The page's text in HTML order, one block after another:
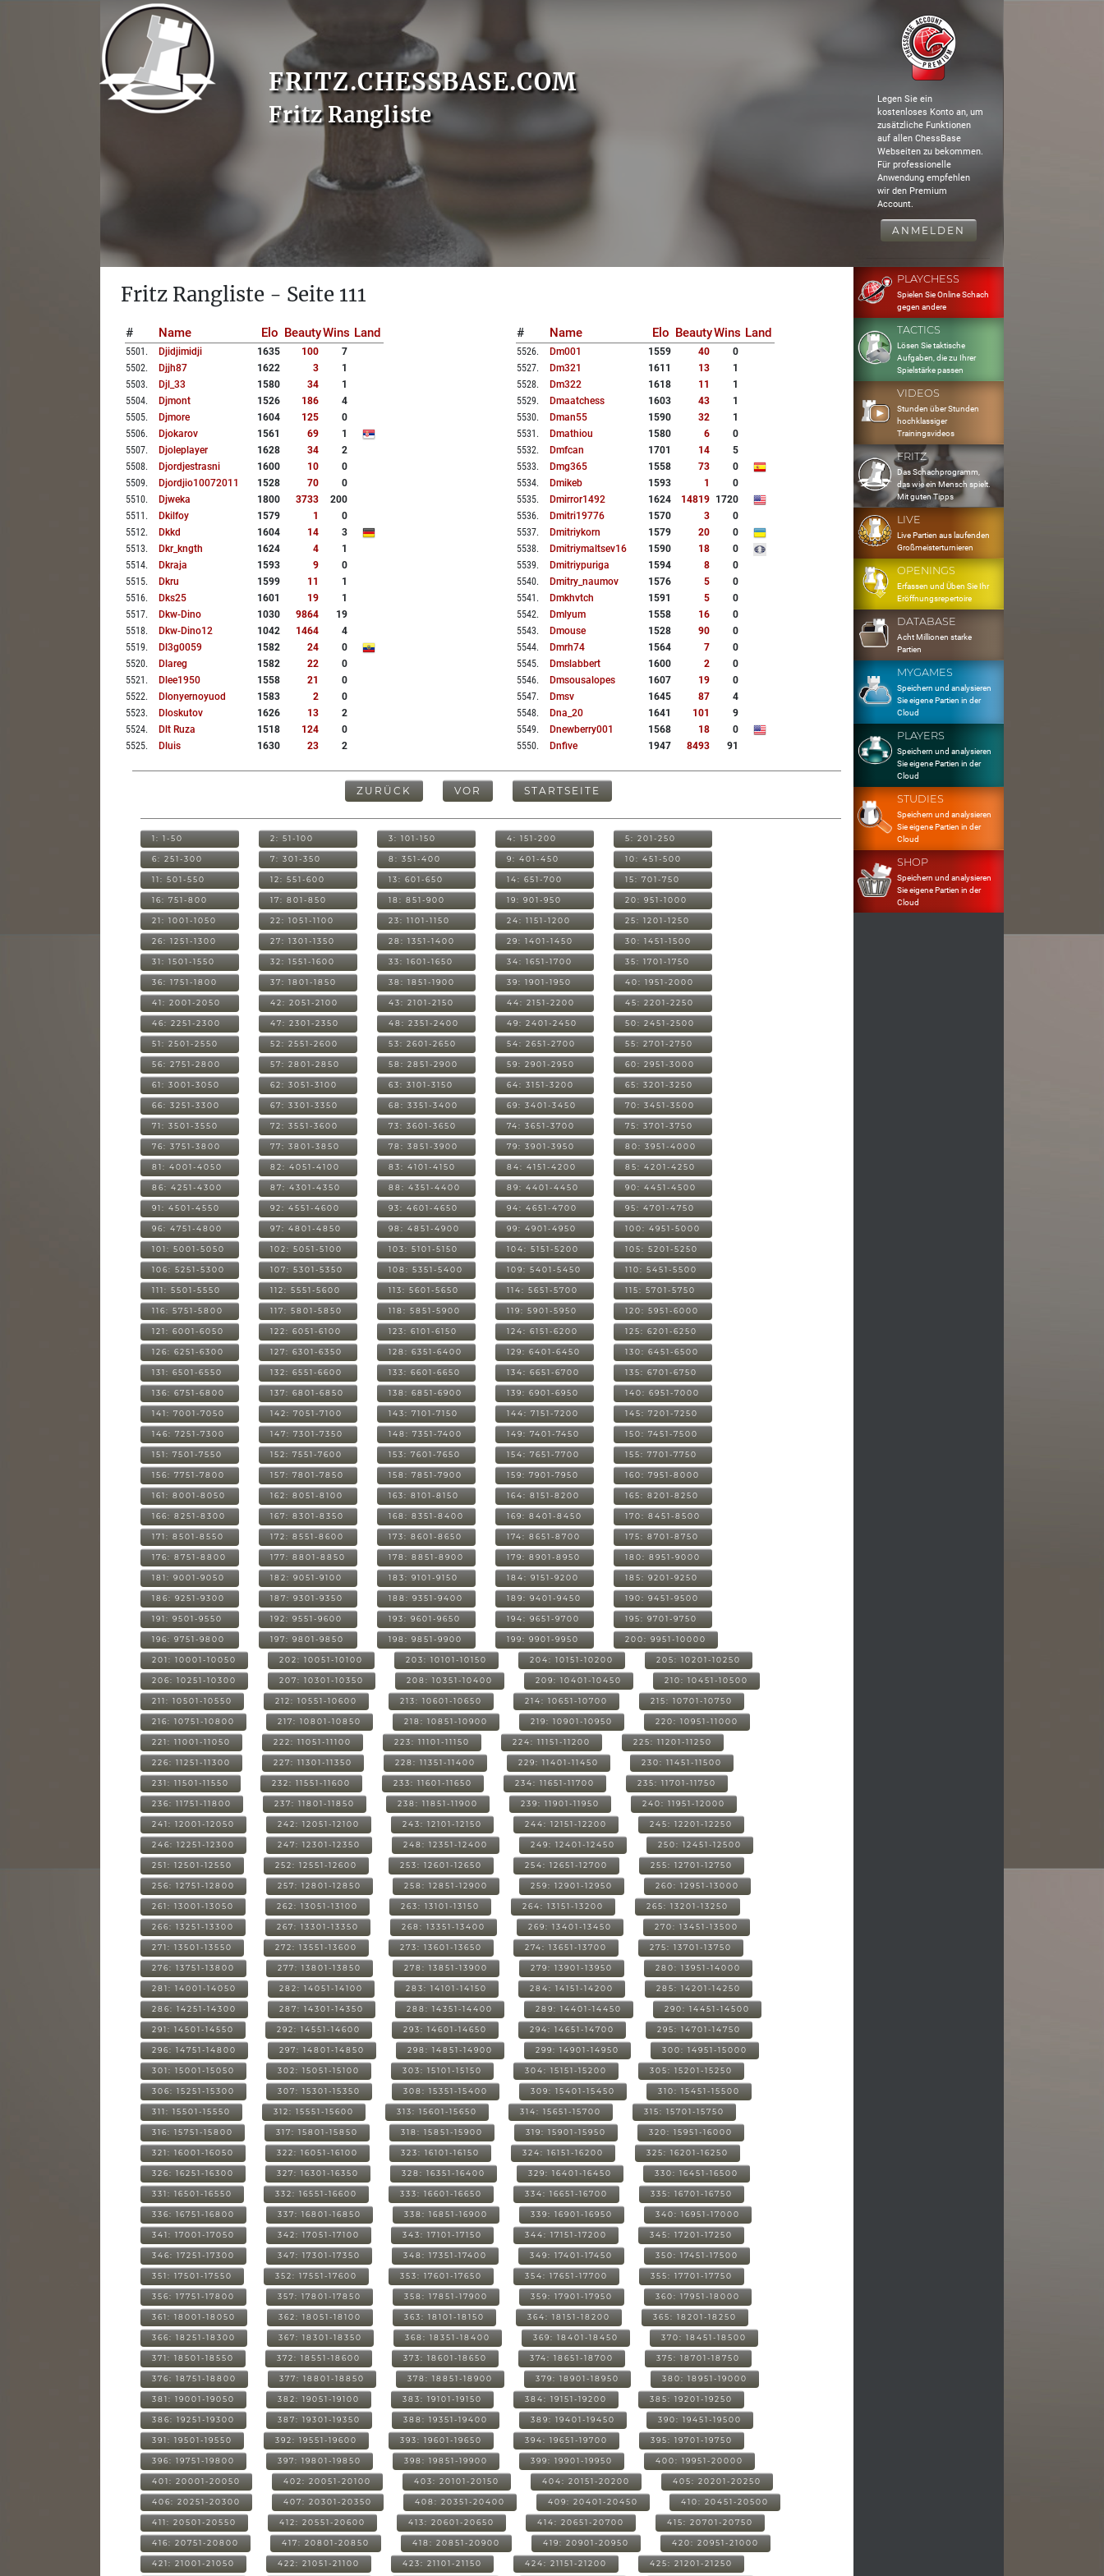
FRITZ.CHESSBASE.COM
Fritz Rangliste
Legen Sie ein
kostenloses Konto an, um
zusätzliche Funktionen
auf allen ChessBase
Webseiten zu bekommen.
Für professionelle
Anwendung empfehlen
wir den Premium
Account.
ANMELDEN
Fritz Rangliste - Seite 111
# Name Elo BeautyWins Land
5501 . Djidjimidji 1635 100
7
5502. Djjh87 1622 3
1
5503. Djl_33 1580 34
1
5504. Djmont 1526 186
4
5505. Djmore 1604 125
0
5506. Djokarov 1561 69
1
5507. Djoleplayer 1628 34
2
5508. Djordjestrasni 1600 10
0
5509. Djordjio10072011 1528 70
0
5510. Djweka 1800 3733
200
5511 . Dkilfoy 1579 1
0
5512. Dkkd 1604 14
3
5513. Dkr_kngth 1624 4
1
5514. Dkraja 1593 9
0
5515. Dkru 1599 11
1
5516. Dks25 1601 19
1
5517. Dkw-Dino 1030 9864
19
5518. Dkw-Dino12 1042 1464
4
5519. Dl3g0059 1582 24
0
5520. Dlareg 1582 22
0
5521 . Dlee1950 1558 21
0
5522. Dlonyernoyuod 1583 2
0
5523. Dloskutov 1626 13
2
5524. Dlt Ruza 1518 124
0
5525. Dluis 1630 23 2
# Name Elo BeautyWins Land
5526. Dm001 1559 40
0
5527. Dm321 1611 13
1
5528. Dm322 1618 11
1
5529. Dmaatchess 1603 43
1
5530. Dman55 1590 32
1
5531 . Dmathiou 1580 6
0
5532. Dmfcan 1701 14
5
5533. Dmg365 1558 73
0
5534. Dmikeb 1593 1
0
5535. Dmirror1492 1624 14819 1720
5536. Dmitri19776 1570 3
0
5537. Dmitriykorn 1579 20
0
5538. Dmitriymaltsev16 1590 18
0
5539. Dmitriypuriga 1594 8
0
5540. Dmitry_naumov 1576 5
0
5541 . Dmkhvtch 1591 5
0
5542. Dmlyum 1558 16
0
5543. Dmouse 1528 90
0
5544. Dmrh74 1564 7
0
5545. Dmslabbert 1600 2
0
5546. Dmsousalopes 1607 19
0
5547. Dmsv 1645 87
4
5548. Dna_20 1641 101
9
5549. Dnewberry001 1568 18
0
5550. Dnfive 1947 8493 91
ZURÜCK VOR STARTSEITE
1: 1-50 2: 51-100 3: 101-150 4: 151-200 5: 201-250
6: 251-300 7: 301-350 8: 351-400 9: 401-450 10: 451-500
11: 501-550 12: 551-600 13: 601-650 14: 651-700 15: 701-750
16: 751-800 17: 801-850 18: 851-900 19: 901-950 20: 951-1000
21: 1001-1050 22: 1051-1100 23: 1101-1150 24: 1151-1200 25: 1201-1250
26: 1251-1300 27: 1301-1350 28: 1351-1400 29: 1401-1450 30: 1451-1500
31: 1501-1550 32: 1551-1600 33: 1601-1650 34: 1651-1700 35: 1701-1750
36: 1751-1800 37: 1801-1850 38: 1851-1900 39: 1901-1950 40: 1951-2000
41: 2001-2050 42: 2051-2100 43: 2101-2150 44: 2151-2200 45: 2201-2250
46: 2251-2300 47: 2301-2350 48: 2351-2400 49: 2401-2450 50: 2451-2500
51: 2501-2550 52: 2551-2600 53: 2601-2650 54: 2651-2700 55: 2701-2750
56: 2751-2800 57: 2801-2850 58: 2851-2900 59: 2901-2950 60: 2951-3000
61: 3001-3050 62: 3051-3100 63: 3101-3150 64: 3151-3200 65: 3201-3250
66: 3251-3300 67: 3301-3350 68: 3351-3400 69: 3401-3450 70: 3451-3500
71: 3501-3550 72: 3551-3600 73: 3601-3650 74: 3651-3700 75: 3701-3750
76: 3751-3800 77: 3801-3850 78: 3851-3900 79: 3901-3950 80: 3951-4000
81: 4001-4050 82: 4051-4100 83: 4101-4150 84: 4151-4200 85: 4201-4250
86: 4251-4300 87: 4301-4350 88: 4351-4400 89: 4401-4450 90: 4451-4500
91: 4501-4550 92: 4551-4600 93: 4601-4650 94: 4651-4700 95: 4701-4750
96: 4751-4800 97: 4801-4850 98: 4851-4900 99: 4901-4950 100: 4951-5000
101: 5001-5050 102: 5051-5100 103: 5101-5150 104: 5151-5200 105: 5201-5250
106: 5251-5300 107: 5301-5350 108: 5351-5400 109: 5401-5450 110: 5451-5500
111: 5501-5550 112: 5551-5600 113: 5601-5650 114: 5651-5700 115: 5701-5750
116: 5751-5800 117: 5801-5850 118: 5851-5900 119: 5901-5950 120: 5951-6000
121: 6001-6050 122: 6051-6100 123: 6101-6150 124: 6151-6200 125: 6201-6250
126: 6251-6300 127: 6301-6350 128: 6351-6400 129: 6401-6450 130: 6451-6500
131: 6501-6550 132: 6551-6600 133: 6601-6650 134: 6651-6700 135: 6701-6750
136: 6751-6800 137: 6801-6850 138: 6851-6900 139: 6901-6950 140: 6951-7000
141: 7001-7050 142: 7051-7100 143: 7101-7150 144: 7151-7200 145: 7201-7250
146: 7251-7300 147: 7301-7350 148: 7351-7400 149: 7401-7450 150: 7451-7500
151: 7501-7550 152: 7551-7600 153: 7601-7650 154: 7651-7700 155: 7701-7750
156: 7751-7800 157: 7801-7850 158: 7851-7900 159: 7901-7950 160: 7951-8000
161: 8001-8050 162: 8051-8100 163: 8101-8150 164: 8151-8200 165: 8201-8250
166: 8251-8300 167: 8301-8350 168: 8351-8400 169: 8401-8450 170: 8451-8500
171: 8501-8550 172: 8551-8600 173: 8601-8650 174: 8651-8700 175: 8701-8750
176: 8751-8800 177: 8801-8850 178: 8851-8900 179: 8901-8950 180: 8951-9000
181: 9001-9050 182: 9051-9100 183: 9101-9150 184: 9151-9200 185: 9201-9250
186: 9251-9300 187: 9301-9350 188: 9351-9400 189: 9401-9450 190: 9451-9500
191: 9501-9550 192: 9551-9600 193: 9601-9650 194: 9651-9700 195: 9701-9750
196: 9751-9800 197: 9801-9850 198: 9851-9900 199: 9901-9950 200: 9951-10000
201: 10001-10050 202: 10051-10100 203: 10101-10150 204: 10151-10200 205: 10201-10250
206: 10251-10300 207: 10301-10350 208: 10351-10400 209: 10401-10450 210: 10451-10500
211: 10501-10550 212: 10551-10600 213: 10601-10650 214: 10651-10700 215: 10701-10750
216: 10751-10800 217: 10801-10850 218: 10851-10900 219: 10901-10950 220: 10951-11000
221: 11001-11050 222: 11051-11100 223: 11101-11150 224: 11151-11200 225: 11201-11250
226: 11251-11300 227: 11301-11350 228: 11351-11400 229: 11401-11450 230: 11451-11500
231: 11501-11550 232: 11551-11600 233: 11601-11650 234: 11651-11700 235: 11701-11750
236: 11751-11800 237: 11801-11850 238: 11851-11900 239: 11901-11950 240: 11951-12000
241: 12001-12050 242: 12051-12100 243: 12101-12150 244: 12151-12200 245: 12201-12250
246: 12251-12300 247: 12301-12350 248: 12351-12400 249: 12401-12450 250: 12451-12500
251: 12501-12550 252: 12551-12600 253: 12601-12650 254: 12651-12700 255: 12701-12750
256: 12751-12800 257: 12801-12850 258: 12851-12900 259: 12901-12950 260: 12951-13000
261: 13001-13050 262: 13051-13100 263: 13101-13150 264: 13151-13200 265: 13201-13250
266: 13251-13300 267: 13301-13350 268: 13351-13400 269: 13401-13450 270: 13451-13500
271: 13501-13550 272: 13551-13600 273: 13601-13650 274: 13651-13700 275: 13701-13750
276: 13751-13800 277: 13801-13850 278: 13851-13900 279: 13901-13950 280: 13951-14000
281: 14001-14050 282: 14051-14100 283: 14101-14150 284: 14151-14200 285: 14201-14250
286: 14251-14300 287: 14301-14350 288: 14351-14400 289: 14401-14450 290: 14451-14500
291: 14501-14550 292: 14551-14600 293: 14601-14650 294: 14651-14700 295: 14701-14750
296: 14751-14800 297: 14801-14850 298: 14851-14900 299: 14901-14950 300: 14951-15000
301: 15001-15050 302: 15051-15100 303: 15101-15150 304: 15151-15200 305: 15201-15250
306: 15251-15300 307: 15301-15350 308: 15351-15400 309: 15401-15450 310: 15451-15500
311: 15501-15550 312: 15551-15600 313: 15601-15650 314: 15651-15700 315: 15701-15750
316: 15751-15800 317: 15801-15850 318: 15851-15900 319: 15901-15950 320: 15951-16000
321: 16001-16050 322: 16051-16100 323: 16101-16150 324: 16151-16200 325: 16201-16250
326: 16251-16300 327: 16301-16350 328: 16351-16400 329: 16401-16450 330: 16451-16500
331: 16501-16550 332: 16551-16600 333: 16601-16650 334: 16651-16700 335: 16701-16750
336: 16751-16800 337: 16801-16850 338: 16851-16900 339: 16901-16950 340: 16951-17000
341: 17001-17050 342: 17051-17100 343: 17101-17150 344: 17151-17200 345: 17201-17250
346: 17251-17300 347: 17301-17350 348: 17351-17400 349: 17401-17450 350: 17451-17500
351: 17501-17550 352: 17551-17600 353: 17601-17650 354: 17651-17700 355: 17701-17750
356: 17751-17800 357: 17801-17850 358: 17851-17900 359: 17901-17950 360: 17951-18000
361: 18001-18050 362: 18051-18100 363: 18101-18150 364: 18151-18200 365: 18201-18250
366: 18251-18300 367: 18301-18350 368: 18351-18400 369: 18401-18450 370: 18451-18500
371: 18501-18550 372: 18551-18600 373: 18601-18650 374: 18651-18700 375: 18701-18750
376: 18751-18800 377: 18801-18850 378: 18851-18900 379: 18901-18950 380: 18951-19000
381: 19001-19050 382: 19051-19100 383: 19101-19150 384: 19151-19200 385: 19201-19250
386: 19251-19300 387: 19301-19350 388: 19351-19400 389: 19401-19450 390: 19451-19500
391: 19501-19550 392: 19551-19600 393: 19601-19650 394: 19651-19700 395: 19701-19750
396: 19751-19800 397: 19801-19850 398: 19851-19900 399: 19901-19950 400: 19951-20000
401: 20001-20050 402: 20051-20100 403: 20101-20150 404: 20151-20200 405: 20201-20250
406: 20251-20300 407: 20301-20350 408: 20351-20400 409: 20401-20450 410: 20451-20500
411: 20501-20550 412: 20551-20600 413: 20601-20650 414: 20651-20700 415: 20701-20750
416: 20751-20800 417: 20801-20850 418: 20851-20900 419: 20901-20950 420: 20951-21000
421: 21001-21050 422: 21051-21100 423: 21101-21150 424: 21151-21200 425: 21201-21250
PLAYCHESS
Spielen Sie Online Schach
gegen andere
TACTICS
Lösen Sie taktische
Aufgaben, die zu Ihrer
Spielstärke passen
VIDEOS
Stunden über Stunden
hochklassiger
Trainingsvideos
FRITZ
Das Schachprogramm,
das wie ein Mensch spielt.
Mit guten Tipps
LIVE
Live Partien aus laufenden
Großmeisterturnieren
OPENINGS
Erfassen und Üben Sie Ihr
Eröffnungsrepertoire
DATABASE
Acht Millionen starke
Partien
MYGAMES
Speichern und analysieren
Sie eigene Partien in der
Cloud
PLAYERS
Speichern und analysieren
Sie eigene Partien in der
Cloud
STUDIES
Speichern und analysieren
Sie eigene Partien in der
Cloud
SHOP
Speichern und analysieren
Sie eigene Partien in der
Cloud